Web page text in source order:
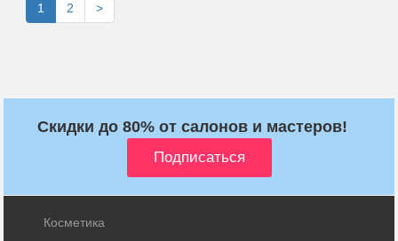
1 2 >
Скидки до 80% от салонов и мастеров!
Косметика